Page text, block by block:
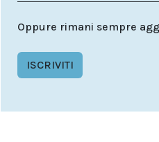
Oppure rimani sempre
ISCRIVITI